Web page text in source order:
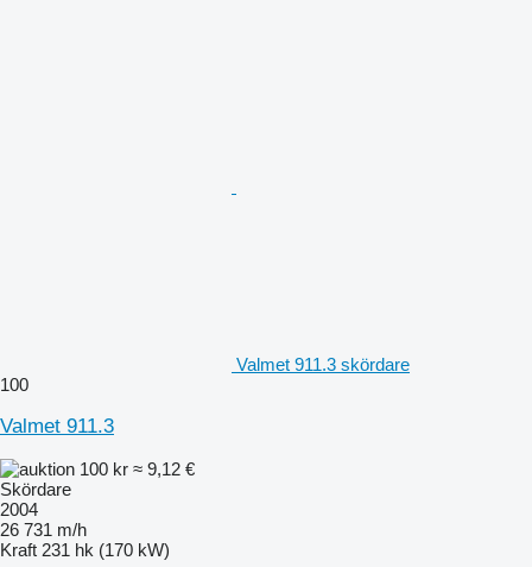
Valmet 911.3 skördare
100
Valmet 911.3
100 kr ≈ 9,12 €
Skördare
2004
26 731 m/h
Kraft 231 hk (170 kW)